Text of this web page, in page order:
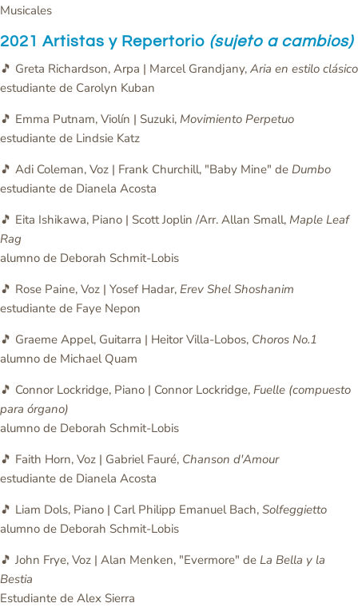
Musicales
2021 Artistas y Repertorio (sujeto a cambios)
🎵 Greta Richardson, Arpa | Marcel Grandjany, Aria en estilo clásico
estudiante de Carolyn Kuban
🎵 Emma Putnam, Violín | Suzuki, Movimiento Perpetuo
estudiante de Lindsie Katz
🎵 Adi Coleman, Voz | Frank Churchill, "Baby Mine" de Dumbo
estudiante de Dianela Acosta
🎵 Eita Ishikawa, Piano | Scott Joplin /Arr. Allan Small, Maple Leaf
Rag
alumno de Deborah Schmit-Lobis
🎵 Rose Paine, Voz | Yosef Hadar, Erev Shel Shoshanim
estudiante de Faye Nepon
🎵 Graeme Appel, Guitarra | Heitor Villa-Lobos, Choros No.1
alumno de Michael Quam
🎵 Connor Lockridge, Piano | Connor Lockridge, Fuelle (compuesto
para órgano)
alumno de Deborah Schmit-Lobis
🎵 Faith Horn, Voz | Gabriel Fauré, Chanson d'Amour
estudiante de Dianela Acosta
🎵 Liam Dols, Piano | Carl Philipp Emanuel Bach, Solfeggietto
alumno de Deborah Schmit-Lobis
🎵 John Frye, Voz | Alan Menken, "Evermore" de La Bella y la
Bestia
Estudiante de Alex Sierra